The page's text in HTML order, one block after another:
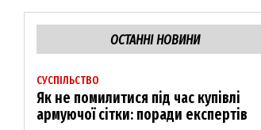
ОСТАННІ НОВИНИ
СУСПІЛЬСТВО
Як не помилитися під час купівлі
армуючої сітки: поради експертів